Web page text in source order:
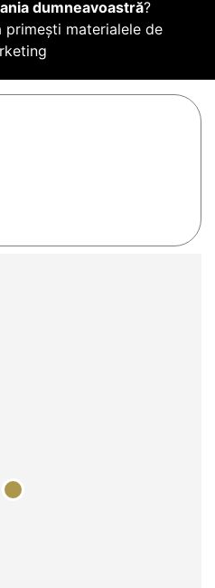
dumneavoastră?
primești materialele de